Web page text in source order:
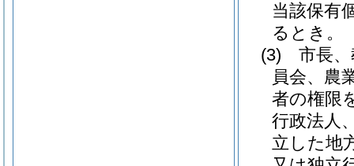
当該保有
るとき。
(3)
市長
員会、農
者の権限
行政法人
立した地